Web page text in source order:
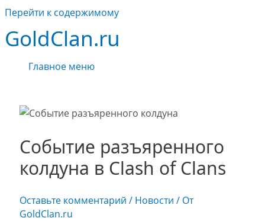
Перейти к содержимому
GoldClan.ru
Главное меню
Событие разъяренного
колдуна в Clash of Clans
Оставьте комментарий / Новости / От
GoldClan.ru